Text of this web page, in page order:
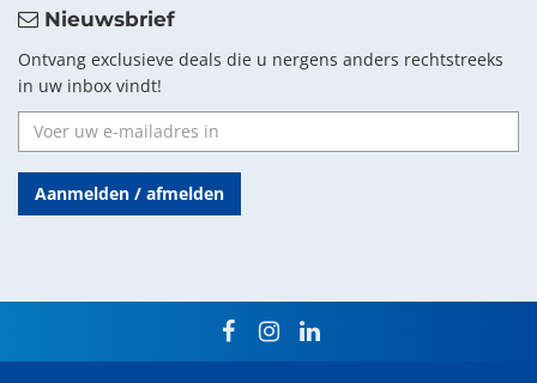
Nieuwsbrief
Ontvang exclusieve deals die u nergens anders rechtstreeks
in uw inbox vindt!
Aanmelden / afmelden
facebookinstagram
linkedin